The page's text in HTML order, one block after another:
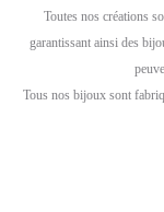
Toutes nos créations
garantissant ainsi des
Tous nos bijoux sont